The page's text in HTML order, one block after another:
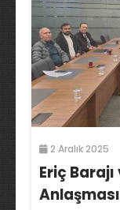
2 Aralık 2025
Eriç Barajı